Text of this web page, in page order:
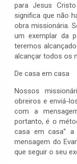
para Jesus
significa que não
obra missionária.
um exemplar da
teremos
alcançar todos os
De casa em casa
Nossos
obreiros e enviá-
com a
portanto, é o
casa em casa”
mensagem do
que seguir o seu